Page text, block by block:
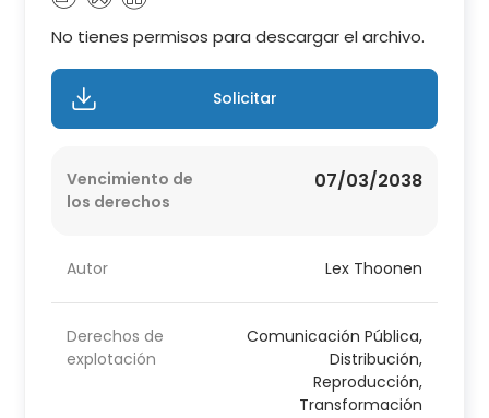
No tienes permisos para descargar el archivo.
Solicitar
Vencimiento de
los derechos
07/03/2038
Autor Lex Thoonen
Derechos de
explotación
Comunicación Pública,
Distribución,
Reproducción,
Transformación